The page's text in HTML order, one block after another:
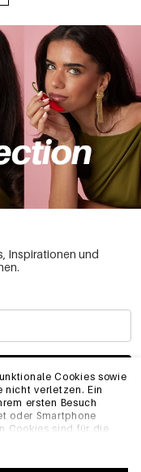
Cookies sowie
nicht verletzen. Ein
ersten Besuch
oder Smartphone
Cookies sind für die
und z.B. Ihre
Inspirationen und